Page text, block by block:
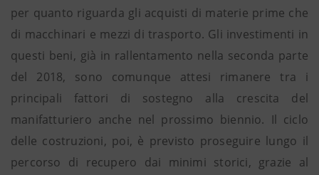
per quanto riguarda gli acquisti di materie prime che
di macchinari e mezzi di trasporto. Gli investimenti in
questi beni, già in rallentamento nella seconda parte
del 2018, sono comunque attesi rimanere tra i
principali fattori di sostegno alla crescita del
manifatturiero anche nel prossimo biennio. Il ciclo
delle costruzioni, poi, è previsto proseguire lungo il
percorso di recupero dai minimi storici, grazie al